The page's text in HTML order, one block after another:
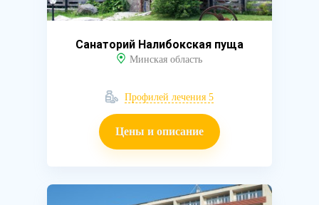
Санаторий Налибокская пуща
Минская область
Профилей лечения 5
Цены и описание